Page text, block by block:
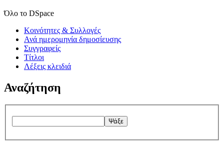
Όλο το DSpace
Κοινότητες & Συλλογές
Ανά ημερομηνία δημοσίευσης
Συγγραφείς
Τίτλοι
Λέξεις κλειδιά
Αναζήτηση
Ψάξε